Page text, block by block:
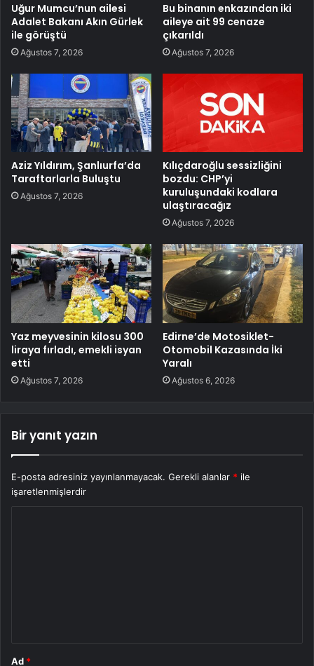
Uğur Mumcu’nun ailesi
Adalet Bakanı Akın Gürlek
ile görüştü
Ağustos 7, 2026
Bu binanın enkazından iki
aileye ait 99 cenaze
çıkarıldı
Ağustos 7, 2026
Aziz Yıldırım, Şanlıurfa’da
Taraftarlarla Buluştu
Ağustos 7, 2026
Kılıçdaroğlu sessizliğini
bozdu: CHP’yi
kuruluşundaki kodlara
ulaştıracağız
Ağustos 7, 2026
Yaz meyvesinin kilosu 300
liraya fırladı, emekli isyan
etti
Ağustos 7, 2026
Edirne’de Motosiklet-
Otomobil Kazasında İki
Yaralı
Ağustos 6, 2026
Bir yanıt yazın
E-posta adresiniz yayınlanmayacak. Gerekli alanlar * ile
işaretlenmişlerdir
Ad *